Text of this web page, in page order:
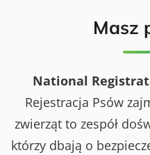
Masz
National
Rejestracja Psów
zwierząt to zespół
którzy dbają o